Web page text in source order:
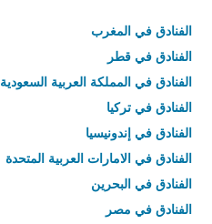
الفنادق في المغرب
الفنادق في قطر
الفنادق في المملكة العربية السعودية
الفنادق في تركيا
الفنادق في إندونيسيا
الفنادق في الامارات العربية المتحدة
الفنادق في البحرين
الفنادق في مصر